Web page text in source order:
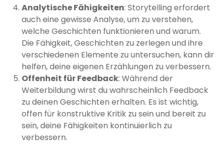
Analytische Fähigkeiten: Storytelling erfordert
auch eine gewisse Analyse, um zu verstehen,
welche Geschichten funktionieren und warum.
Die Fähigkeit, Geschichten zu zerlegen und ihre
verschiedenen Elemente zu untersuchen, kann dir
helfen, deine eigenen Erzählungen zu verbessern.
Offenheit für Feedback: Während der
Weiterbildung wirst du wahrscheinlich Feedback
zu deinen Geschichten erhalten. Es ist wichtig,
offen für konstruktive Kritik zu sein und bereit zu
sein, deine Fähigkeiten kontinuierlich zu
verbessern.